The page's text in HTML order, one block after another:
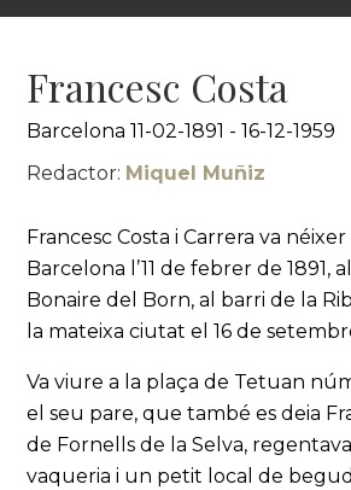
Francesc Costa
Barcelona 11-02-1891 - 16-12-1959
Redactor: Miquel Muñiz
Francesc Costa i Carrera va néixer
Barcelona l’11 de febrer de 1891,
Bonaire del Born, al barri de la
la mateixa ciutat el 16 de
Va viure a la plaça de Tetuan
el seu pare, que també es deia
de Fornells de la Selva,
vaqueria i un petit local de